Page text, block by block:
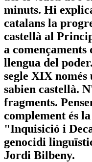
minuts. Hi
catalans la
castellà al
a
llengua del
segle XIX només
sabien castellà.
fragments.
complement és
"Inquisició i
genocidi
Jordi Bilbeny.